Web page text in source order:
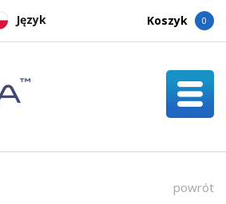
Język Koszyk 0
powrót